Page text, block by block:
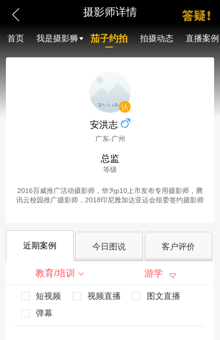
摄影师详情
首页 我是摄影狮 茄子约拍 拍摄动态 直播案例
安洪志
广东-广州
总监
等级
2016百威推广活动摄影师，华为p10上市发布专用摄影师，腾
讯云校园推广摄影师，2018印尼雅加达亚运会组委签约摄影师
近期案例 今日图说 客户评价
教育/培训 游学
短视频 视频直播
图文直播
弹幕